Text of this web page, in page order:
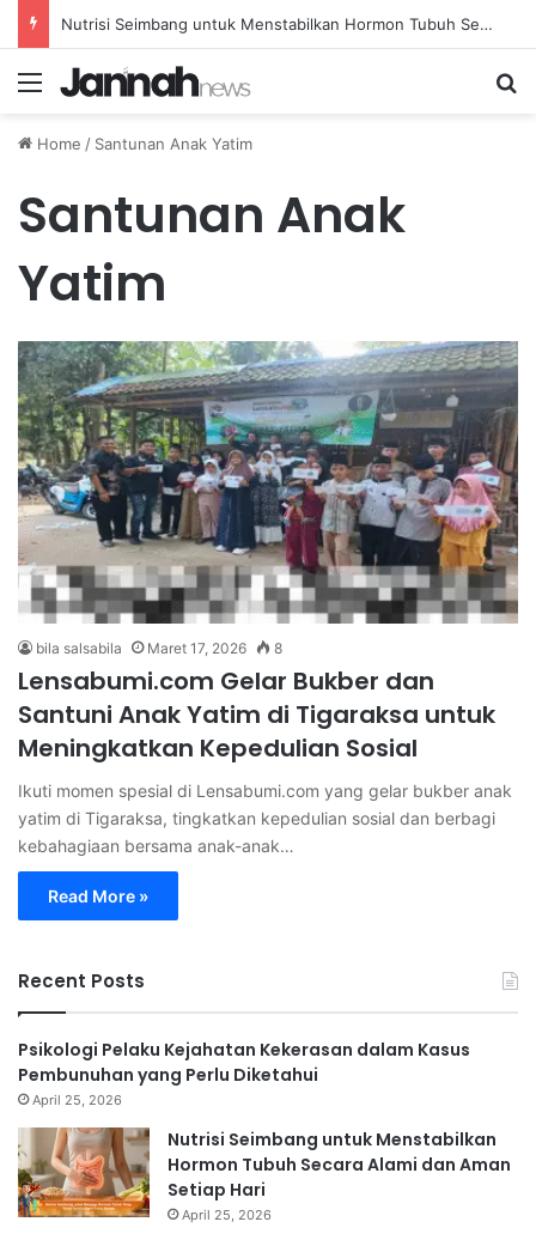
Nutrisi Seimbang untuk Menstabilkan Hormon Tubuh Secara Alami dan Aman Setiap Hari
Menu
Home / Santunan Anak Yatim
Santunan Anak
Yatim
bila salsabila Maret 17, 2026 8
Lensabumi.com Gelar Bukber dan
Santuni Anak Yatim di Tigaraksa untuk
Meningkatkan Kepedulian Sosial
Ikuti momen spesial di Lensabumi.com yang gelar bukber anak
yatim di Tigaraksa, tingkatkan kepedulian sosial dan berbagi
kebahagiaan bersama anak-anak…
Read More »
Recent Posts
Psikologi Pelaku Kejahatan Kekerasan dalam Kasus
Pembunuhan yang Perlu Diketahui
April 25, 2026
Nutrisi Seimbang untuk Menstabilkan
Hormon Tubuh Secara Alami dan Aman
Setiap Hari
April 25, 2026